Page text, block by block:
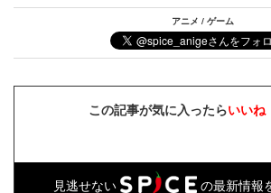
アニメ / ゲーム
この記事が気に入ったらいいね
見逃せない の最新情報